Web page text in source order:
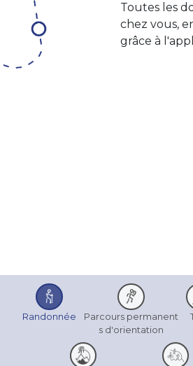
Toutes les
chez vous,
grâce à
Randonnée
Parcours permanent
s d'orientation